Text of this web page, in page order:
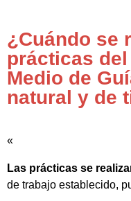
¿Cuándo se
prácticas del
Medio de
natural y de
«
Las prácticas se
de trabajo establecido,